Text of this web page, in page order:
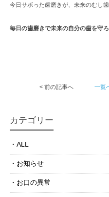
今日サボった歯磨きが、未来のむし
毎日の歯磨きで未来の自分の歯を守ろ
< 前の記事へ 一覧
カテゴリー
ALL
お知らせ
お口の異常